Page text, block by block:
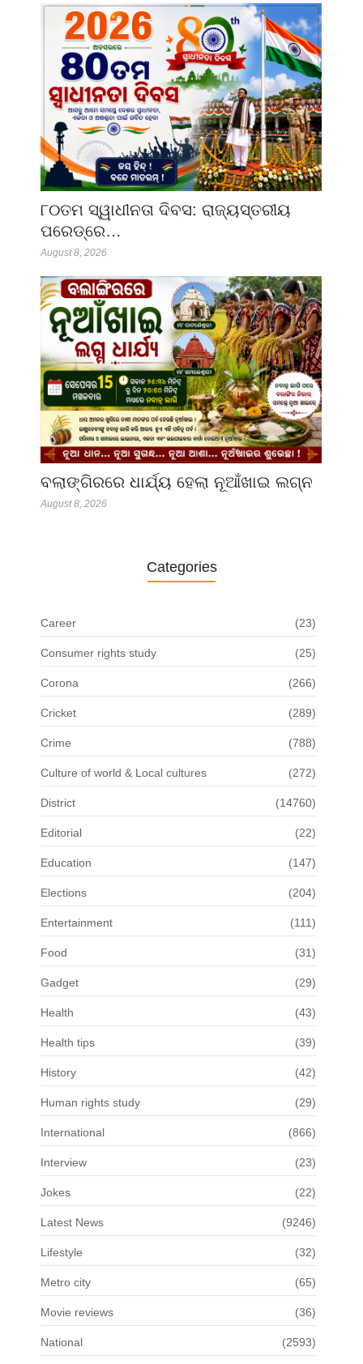
୮୦ତମ ସ୍ୱାଧୀନତା ଦିବସ: ରାଜ୍ୟସ୍ତରୀୟ
ପରେଡ୍‌ରେ…
August 8, 2026
ବଲାଙ୍ଗିରରେ ଧାର୍ଯ୍ୟ ହେଲା ନୂଆଁଖାଇ ଲଗ୍ନ
August 8, 2026
Categories
Career (23)
Consumer rights study (25)
Corona (266)
Cricket (289)
Crime (788)
Culture of world & Local cultures (272)
District (14760)
Editorial (22)
Education (147)
Elections (204)
Entertainment (111)
Food (31)
Gadget (29)
Health (43)
Health tips (39)
History (42)
Human rights study (29)
International (866)
Interview (23)
Jokes (22)
Latest News (9246)
Lifestyle (32)
Metro city (65)
Movie reviews (36)
National (2593)